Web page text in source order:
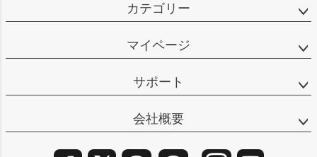
カテゴリー
マイページ
サポート
会社概要